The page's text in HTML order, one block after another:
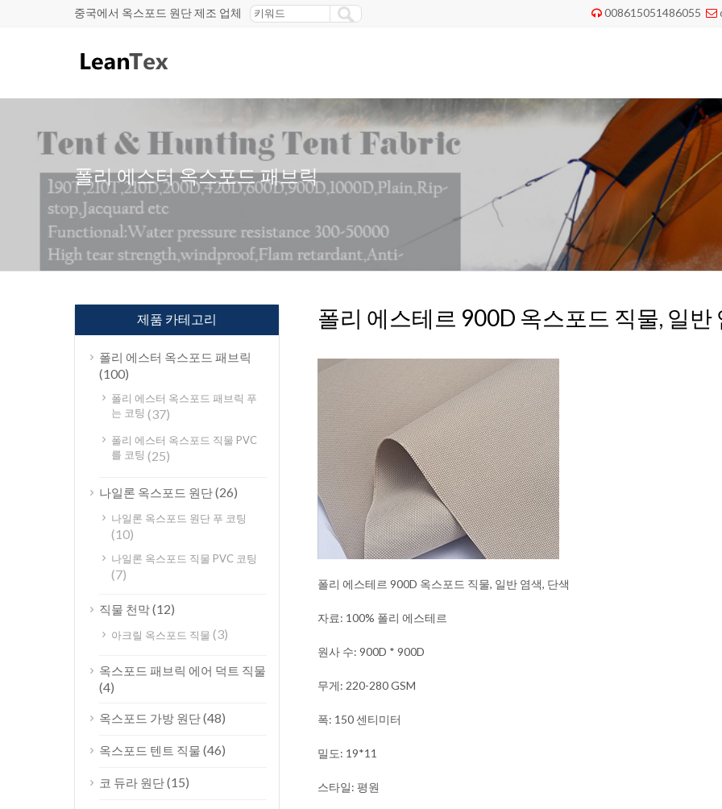
중국에서 옥스포드 원단 제조 업체  008615051486055 
폴리 에스터 옥스포드 패브릭
폴리 에스테르 900D 옥스포드 직물, 일반
폴리 에스테르 900D 옥스포드 직물, 일반 염색, 단색
자료: 100% 폴리 에스테르
원사 수: 900D * 900D
무게: 220-280 GSM
폭: 150 센티미터
밀도: 19*11
스타일: 평원
제품 카테고리
폴리 에스터 옥스포드 패브릭
(100)
폴리 에스터 옥스포드 패브릭 푸
는 코팅 (37)
폴리 에스터 옥스포드 직물 PVC
를 코팅 (25)
나일론 옥스포드 원단(26)
나일론 옥스포드 원단 푸 코팅
(10)
나일론 옥스포드 직물 PVC 코팅
(7)
직물 천막(12)
아크릴 옥스포드 직물 (3)
옥스포드 패브릭 에어 덕트 직물
(4)
옥스포드 가방 원단(48)
옥스포드 텐트 직물 (46)
코 듀라 원단(15)